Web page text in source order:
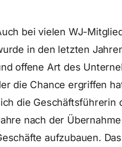
bei vielen WJ-
in den letzten
offene Art des
die Chance ergriffen
die Geschäftsführerin
nach der
aufzubauen.